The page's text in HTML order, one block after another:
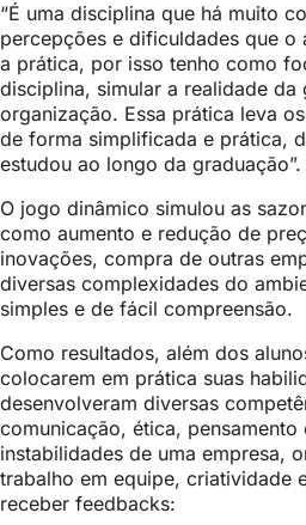
“É uma disciplina que há muito
percepções e dificuldades que o
a prática, por isso tenho como
disciplina, simular a realidade da
organização. Essa prática leva
de forma simplificada e prática,
estudou ao longo da graduação”.
O jogo dinâmico simulou as
como aumento e redução de
inovações, compra de outras
diversas complexidades do
simples e de fácil compreensão.
Como resultados, além dos
colocarem em prática suas
desenvolveram diversas
comunicação, ética,
instabilidades de uma empresa,
trabalho em equipe, criatividade
receber feedbacks: